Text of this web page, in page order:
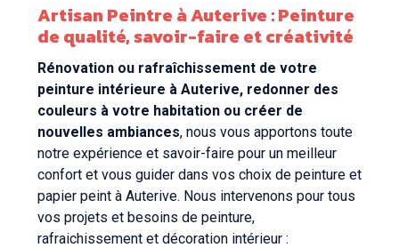
Artisan Peintre à Auterive : Peinture
de qualité, savoir-faire et créativité
Rénovation ou rafraîchissement de votre
peinture intérieure à Auterive, redonner des
couleurs à votre habitation ou créer de
nouvelles ambiances, nous vous apportons toute
notre expérience et savoir-faire pour un meilleur
confort et vous guider dans vos choix de peinture et
papier peint à Auterive. Nous intervenons pour tous
vos projets et besoins de peinture,
rafraichissement et décoration intérieur :